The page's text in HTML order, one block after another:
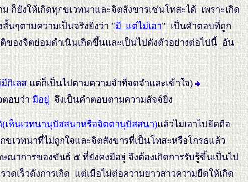
ก็ยังให้เกิดทุกขเวทนาและจิตสังขารเช่นโทสะได้ เพราะเกิด
นๆตามความเป็นจริงยิ่งว่า "มี แต่ไม่เอา" เป็นคำตอบที่ถูก
ของจิตย่อมดำเนินเกิดขึ้นและเป็นไปดังตัวอย่างต่อไปนี้ อัน
กิเลสแต่ก็เป็นไปตามความจำที่จดจำและเข้าใจ)
ตอบว่ามีอยู่จึงเป็นคำตอบตามความสัจจ์ยิ่ง
(เห็นเวทนานุปัสสนาหรือจิตตานุปัสสนา)แล้วไม่เอาไปยึดถือ
เวทนาที่ไม่ถูกใจและจิตสังขารที่เป็นโทสะหรือโกรธแล้ว
าการของขันธ์ ๕ ที่ยังคงมีอยู่ จึงต้องเกิดการรับรู้ขึ้นเป็นไป
เร็วดังการเกิด แต่เมื่อไม่ต่อความยาวสาวความยืดให้เกิด